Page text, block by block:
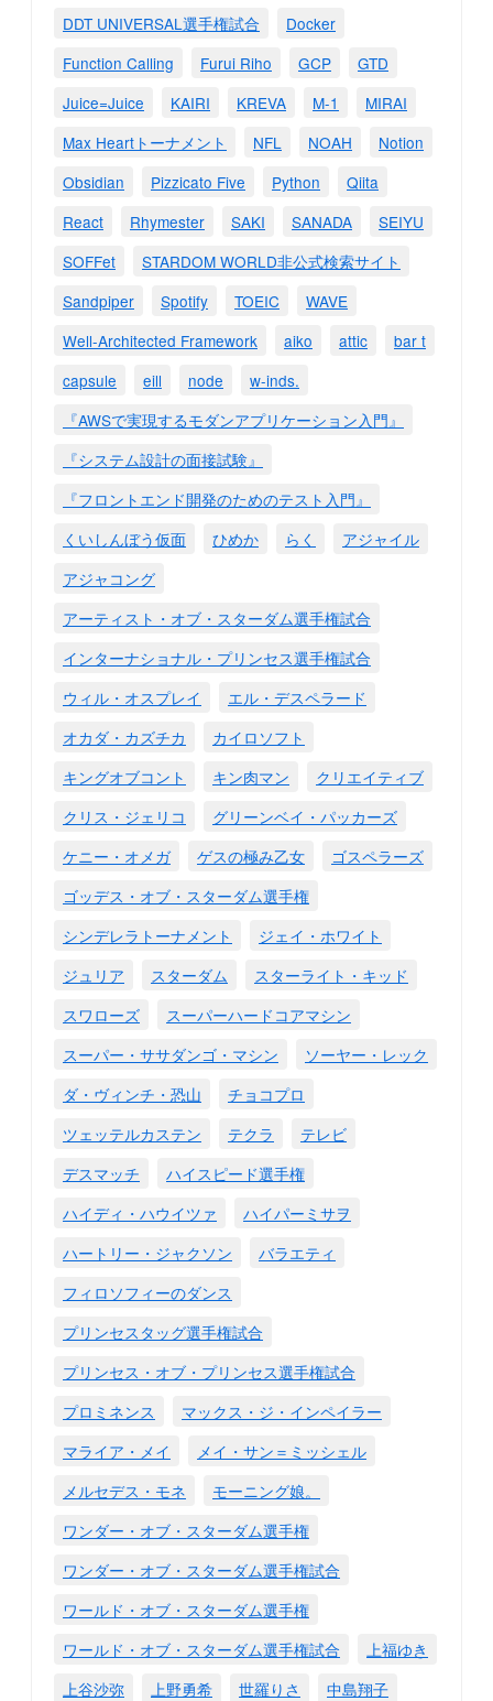
DDT UNIVERSAL選手権試合
Docker
Function Calling
Furui Riho GCP
GTD
Juice=Juice
KAIRI KREVA M-1
MIRAI
Max Heartトーナメント
NFL NOAH
Notion
Obsidian
Pizzicato Five Python
Qiita
React
Rhymester SAKI SANADA
SEIYU
SOFFet
STARDOM WORLD非公式検索サイト
Sandpiper
Spotify TOEIC
WAVE
Well-Architected Framework
aiko attic
bar t
capsule
eill node
w-inds.
『AWSで実現するモダンアプリケーション入門』
『システム設計の面接試験』
『フロントエンド開発のためのテスト入門』
くいしんぼう仮面
ひめか らく
アジャイル
アジャコング
アーティスト・オブ・スターダム選手権試合
インターナショナル・プリンセス選手権試合
ウィル・オスプレイ
エル・デスペラード
オカダ・カズチカ
カイロソフト
キングオブコント
キン肉マン
クリエイティブ
クリス・ジェリコ
グリーンベイ・パッカーズ
ケニー・オメガ
ゲスの極み乙女
ゴスペラーズ
ゴッデス・オブ・スターダム選手権
シンデレラトーナメント
ジェイ・ホワイト
ジュリア
スターダム
スターライト・キッド
スワローズ
スーパーハードコアマシン
スーパー・ササダンゴ・マシン
ソーヤー・レック
ダ・ヴィンチ・恐山
チョコプロ
ツェッテルカステン
テクラ
テレビ
デスマッチ
ハイスピード選手権
ハイディ・ハウイツァ
ハイパーミサヲ
ハートリー・ジャクソン
バラエティ
フィロソフィーのダンス
プリンセスタッグ選手権試合
プリンセス・オブ・プリンセス選手権試合
プロミネンス
マックス・ジ・インペイラー
マライア・メイ
メイ・サン＝ミッシェル
メルセデス・モネ
モーニング娘。
ワンダー・オブ・スターダム選手権
ワンダー・オブ・スターダム選手権試合
ワールド・オブ・スターダム選手権
ワールド・オブ・スターダム選手権試合
上福ゆき
上谷沙弥
上野勇希 世羅りさ
中島翔子